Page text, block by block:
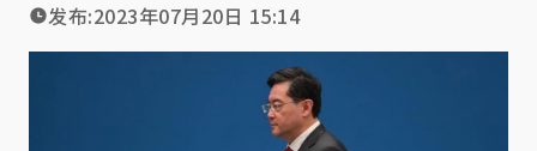
发布:2023年07月20日 15:14